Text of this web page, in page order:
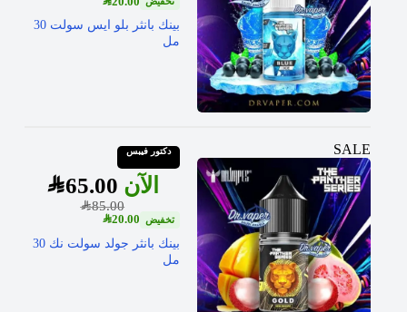
بينك بانثر بلو ايس سولت 30
مل
SALE دكتور فيبس
SAR85.00
SAR65.00
SAR20.00
بينك بانثر جولد سولت نك 30
مل